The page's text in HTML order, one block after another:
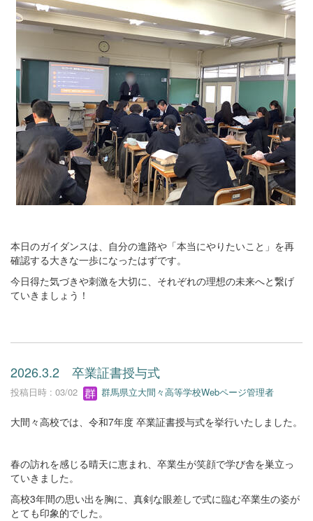
本日のガイダンスは、自分の進路や「本当にやりたいこと」を再
確認する大きな一歩になったはずです。
今日得た気づきや刺激を大切に、それぞれの理想の未来へと繋げ
ていきましょう！
2026.3.2 卒業証書授与式
投稿日時 : 03/02 群馬県立大間々高等学校Webページ管理者
大間々高校では、令和7年度 卒業証書授与式を挙行いたしました。
春の訪れを感じる晴天に恵まれ、卒業生が笑顔で学び舎を巣立っ
ていきました。
高校3年間の思い出を胸に、真剣な眼差しで式に臨む卒業生の姿が
とても印象的でした。